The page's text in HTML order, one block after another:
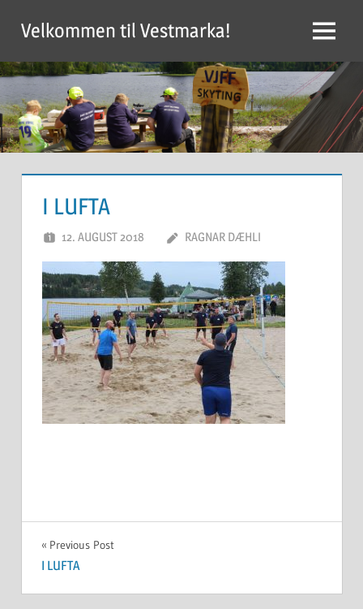
content
Velkommen til Vestmarka! Menu
I LUFTA
12. AUGUST 2018 RAGNAR DÆHLI
Innleggsnavigasjon
Previous Post
I LUFTA